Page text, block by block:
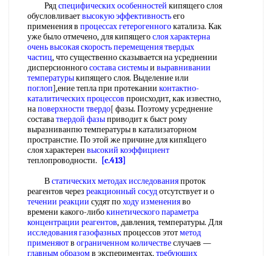
Рядспецифических особенностей кипящего слоя
обусловливаетвысокую эффективностьего
применения в процессах гетерогенногокатализа. Как
уже было отмечено, для кипящегослоя характерна
очень высокаяскорость перемещениятвердых
частиц, что существенно сказывается на усреднении
дисперсионногосостава системыи выравнивании
температурыкипящего слоя. Выделение или
поглоп],ение тепла при протекании контактно-
каталитических процессов происходит, как известно,
наповерхности твердо[ фазы. Поэтому усреднение
составатвердой фазыприводит к быст рому
выразниванпю температуры в катализаторном
пространстие. По этой же причине для кипя1цего
слоя характерен высокий коэффициент
теплопроводности.
[c.413]
Встатических методах исследованияпроток
реагентов через реакционный сосудотсутствует и о
течении реакции судят походу измененияво
времени какого-либокинетического параметра
концентрации реагентов, давления, температуры. Для
исследования газофазныхпроцессов этотметод
применяютв ограниченном количествеслучаев —
главным образомв экспериментах,требующих